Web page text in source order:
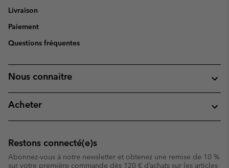
Livraison
Paiement
Questions fréquentes
Nous connaitre
Acheter
Restons connecté(e)s
Abonnez-vous à notre newsletter et obtenez une remise de 10 %
sur votre première commande dès 120 € d’achats sur les articles